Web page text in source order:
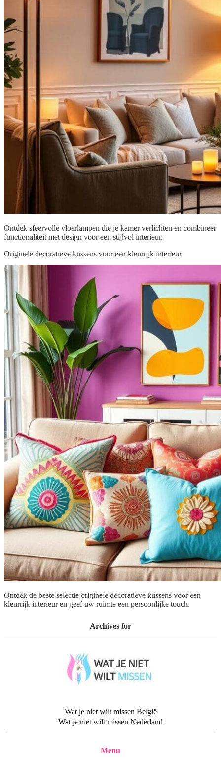
Ontdek sfeervolle vloerlampen die je kamer verlichten en combineer
functionaliteit met design voor een stijlvol interieur.
Originele decoratieve kussens voor een kleurrijk interieur
Ontdek de beste selectie originele decoratieve kussens voor een
kleurrijk interieur en geef uw ruimte een persoonlijke touch.
Archives for
Wat je niet wilt missen België
Wat je niet wilt missen Nederland
Menu